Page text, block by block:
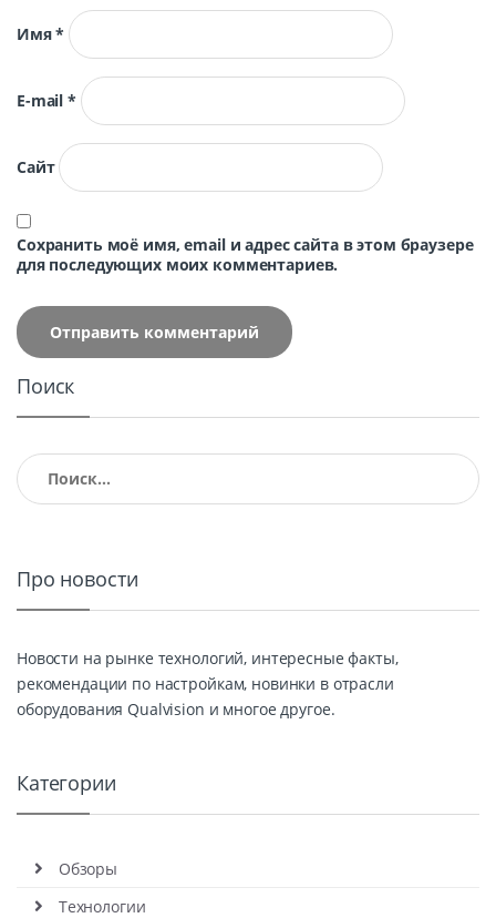
Имя*
E-mail*
Сайт
Сохранить моё имя, email и адрес сайта в этом браузере
для последующих моих комментариев.
Поиск
Найти:
Про новости
Новости на рынке технологий, интересные факты,
рекомендации по настройкам, новинки в отрасли
оборудования Qualvision и многое другое.
Категории
Обзоры
Технологии